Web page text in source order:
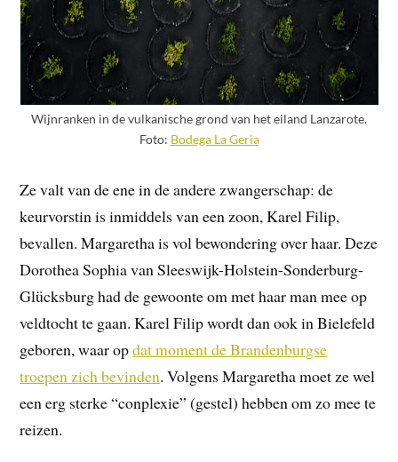
Wijnranken in de vulkanische grond van het eiland Lanzarote.
Foto: Bodega La Geria
Ze valt van de ene in de andere zwangerschap: de
keurvorstin is inmiddels van een zoon, Karel Filip,
bevallen. Margaretha is vol bewondering over haar. Deze
Dorothea Sophia van Sleeswijk-Holstein-Sonderburg-
Glücksburg had de gewoonte om met haar man mee op
veldtocht te gaan. Karel Filip wordt dan ook in Bielefeld
geboren, waar opdat moment de Brandenburgse
troepen zich bevinden. Volgens Margaretha moet ze wel
een erg sterke “conplexie” (gestel) hebben om zo mee te
reizen.